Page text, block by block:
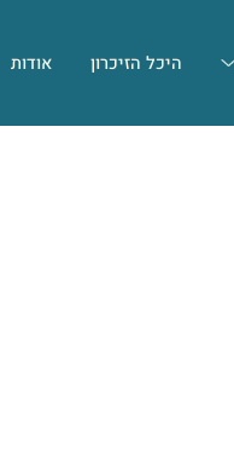
היכל הזיכרון אודות